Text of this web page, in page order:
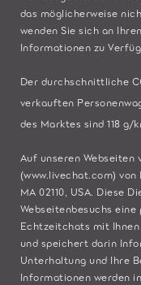
das möglicherweise
wenden Sie sich an
Informationen zu
Der durchschnittliche
verkauften
des Marktes sind 118 g/
Auf unseren Webseiten
(www.livechat.com) von
MA 02110, USA. Diese
Webseitenbesuchs
Echtzeitchats mit
und speichert darin
Unterhaltung und Ihre
Informationen werden